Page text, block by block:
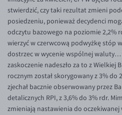
USD/CHF
GBP/CHF
stwierdzić, czy taki rezultat zmieni
posiedzeniu, ponieważ decydenci
odczytu bazowego na poziomie 2,2%
wierzyć w czerwcową podwyżkę stóp
dostrzec w wycenie wspólnej
zaskoczenie nadeszło za to z Wielkiej
rocznym został skorygowany z 3% do
zjechał bacznie obserwowany przez
detalicznych RPI, z 3,6% do 3% rdr.
zmieniają nastawienia do